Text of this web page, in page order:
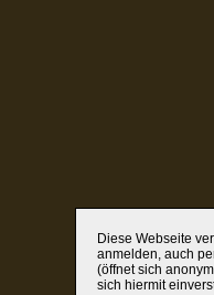
Diese Webseite
anmelden, auch
(öffnet sich
sich hiermit